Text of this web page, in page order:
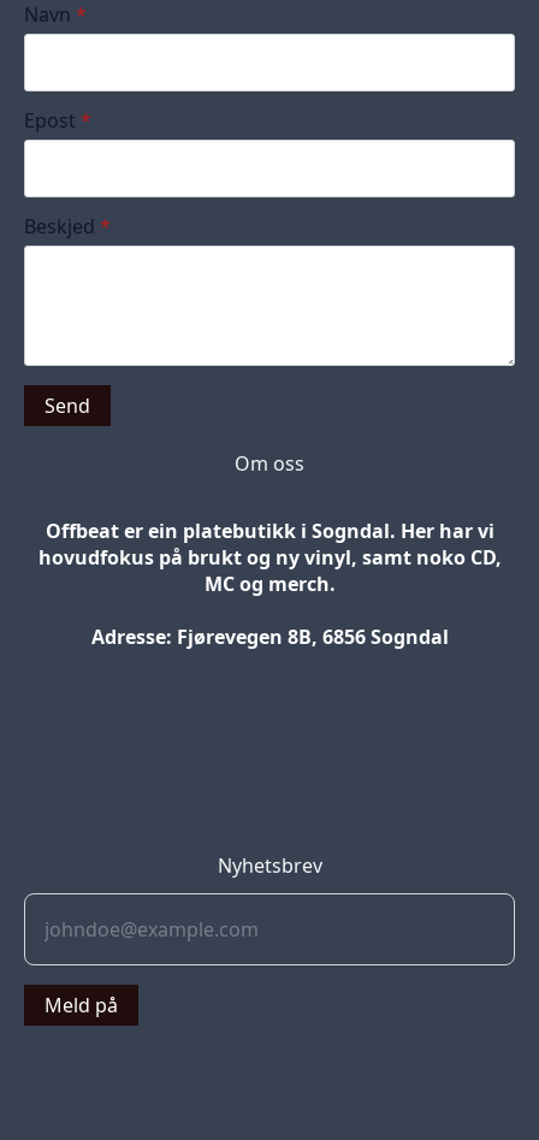
Navn *
Epost *
Beskjed *
Send
Om oss
Offbeat er ein platebutikk i Sogndal. Her har vi
hovudfokus på brukt og ny vinyl, samt noko CD,
MC og merch.
Adresse: Fjørevegen 8B, 6856 Sogndal
Nyhetsbrev
Meld på